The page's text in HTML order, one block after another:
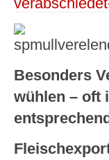
Besonders
wühlen – oft